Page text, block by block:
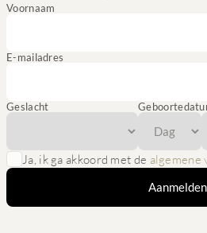
Voornaam
E-mailadres
Geslacht
Ja, ik ga akkoord met de algemene
Aanmelden